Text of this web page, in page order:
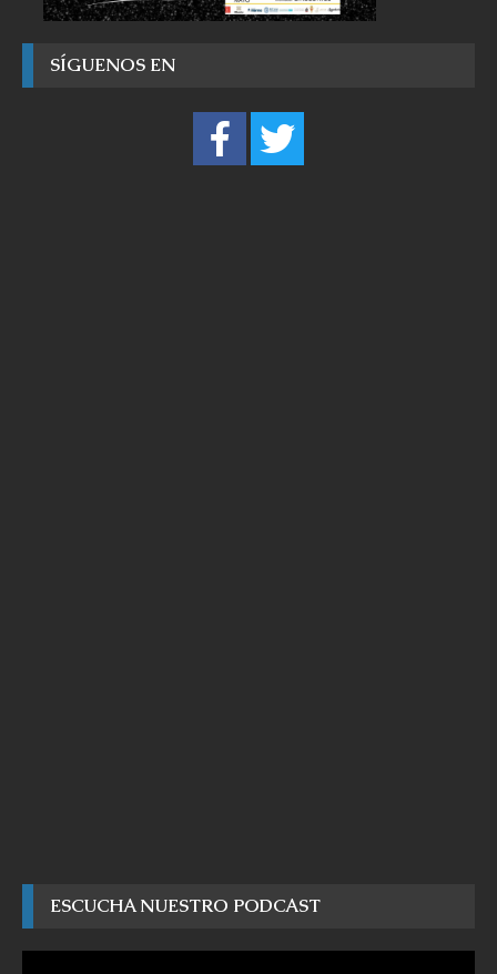
SÍGUENOS EN
ESCUCHA NUESTRO PODCAST